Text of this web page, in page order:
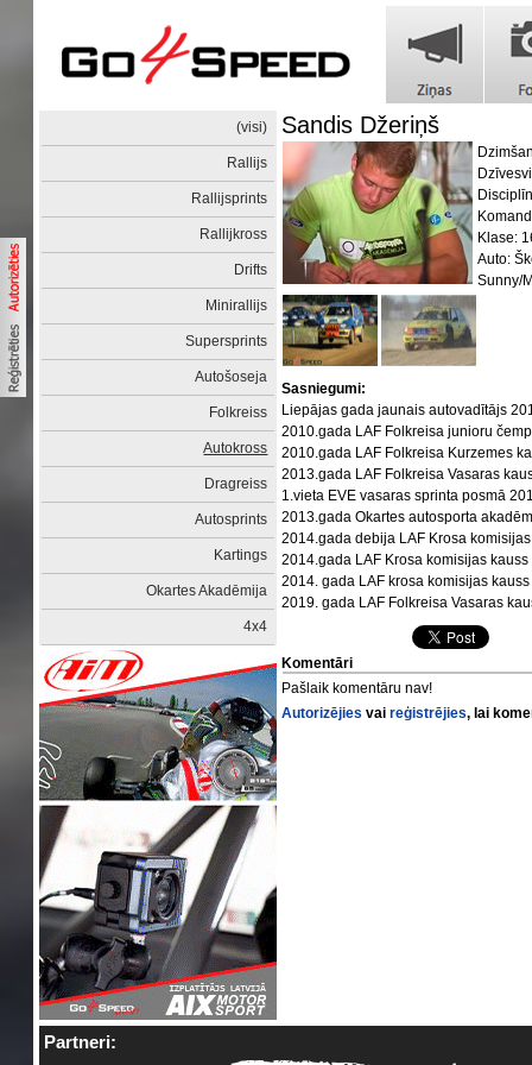
(visi)
Rallijs
Rallijsprints
Rallijkross
Drifts
Minirallijs
Supersprints
Autošoseja
Folkreiss
Autokross
Dragreiss
Autosprints
Kartings
Okartes Akadēmija
4x4
Sandis Džeriņš
Klase:
Auto:
Sunny/
Sasniegumi:
Liepājas gada jaunais autovadītājs
2010.gada LAF Folkreisa junioru
2010.gada LAF Folkreisa Kurzemes
2013.gada LAF Folkreisa Vasaras
1.vieta EVE vasaras sprinta posmā
2013.gada Okartes autosporta
2014.gada debija LAF Krosa
2014.gada LAF Krosa komisijas kauss
2014. gada LAF krosa komisijas
2019. gada LAF Folkreisa Vasaras
Komentāri
Pašlaik komentāru nav!
Autorizējies vaireģistrējies, lai
Partneri: